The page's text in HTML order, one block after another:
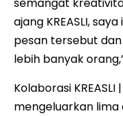
semangat
ajang KREASLI,
pesan tersebut
lebih banyak
Kolaborasi
mengeluarkan lima